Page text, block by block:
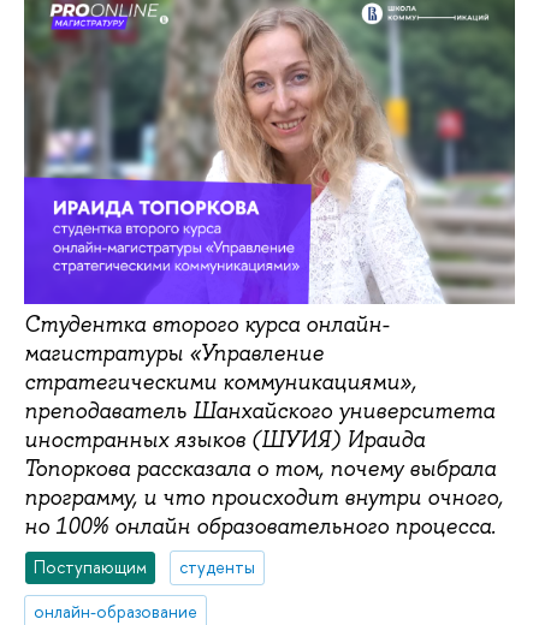
Студентка второго курса онлайн-
магистратуры «Управление
стратегическими коммуникациями»,
преподаватель Шанхайского университета
иностранных языков (ШУИЯ) Ираида
Топоркова рассказала о том, почему выбрала
программу, и что происходит внутри очного,
но 100% онлайн образовательного процесса.
Поступающим
студенты
онлайн-образование